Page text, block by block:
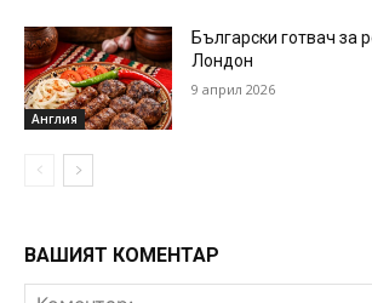
Англия
Български готвач за
Лондон
9 април 2026
ВАШИЯТ КОМЕНТАР